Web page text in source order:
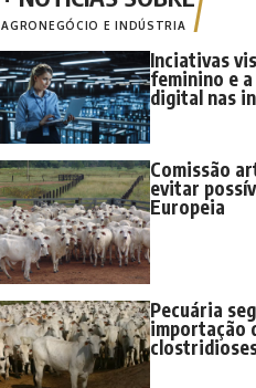
AGRONEGÓCIO E INDÚSTRIA
Inciativas
feminino e
digital nas
Comissão
evitar
Europeia
Pecuária
importação